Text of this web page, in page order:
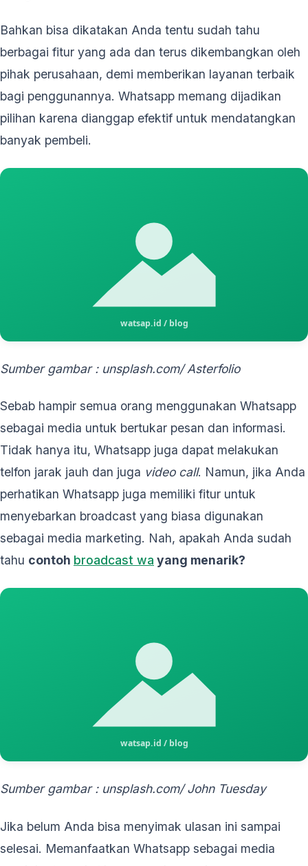
Bahkan bisa dikatakan Anda tentu sudah tahu
berbagai fitur yang ada dan terus dikembangkan oleh
pihak perusahaan, demi memberikan layanan terbaik
bagi penggunannya. Whatsapp memang dijadikan
pilihan karena dianggap efektif untuk mendatangkan
banyak pembeli.
Sumber gambar : unsplash.com/ Asterfolio
Sebab hampir semua orang menggunakan Whatsapp
sebagai media untuk bertukar pesan dan informasi.
Tidak hanya itu, Whatsapp juga dapat melakukan
telfon jarak jauh dan juga video call. Namun, jika Anda
perhatikan Whatsapp juga memiliki fitur untuk
menyebarkan broadcast yang biasa digunakan
sebagai media marketing. Nah, apakah Anda sudah
tahu contoh broadcast wa yang menarik?
Sumber gambar : unsplash.com/ John Tuesday
Jika belum Anda bisa menyimak ulasan ini sampai
selesai. Memanfaatkan Whatsapp sebagai media